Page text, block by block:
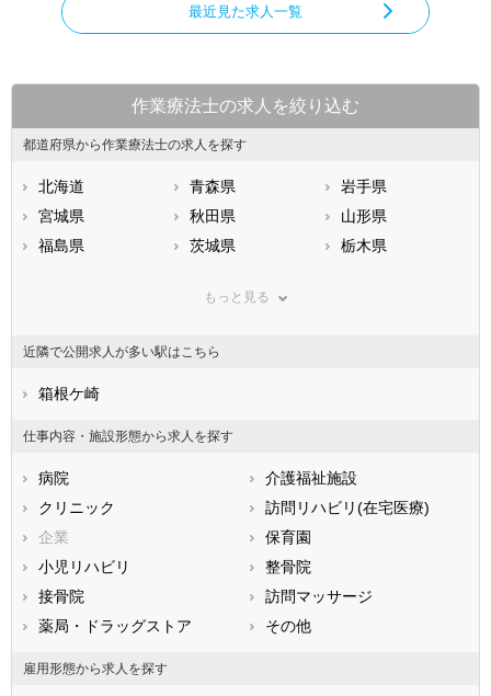
最近見た求人一覧
作業療法士の求人を絞り込む
都道府県から作業療法士の求人を探す
北海道 青森県
岩手県
宮城県
秋田県
山形県
福島県
茨城県
栃木県
神奈川県
石川県
福井県
静岡県
鳥取県
岡山県
広島県
徳島県
香川県
福岡県
熊本県
宮崎県
鹿児島県
もっと見る
近隣で公開求人が多い駅はこちら
箱根ケ崎
仕事内容・施設形態から求人を探す
病院
介護福祉施設
クリニック
訪問リハビリ(在宅医療)
企業
保育園
小児リハビリ
整骨院
接骨院
訪問マッサージ
薬局・ドラッグストア
その他
雇用形態から求人を探す